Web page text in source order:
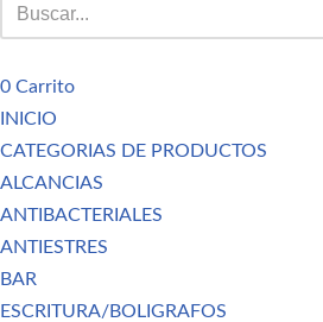
0 Carrito
INICIO
CATEGORIAS DE PRODUCTOS
ALCANCIAS
ANTIBACTERIALES
ANTIESTRES
BAR
ESCRITURA/BOLIGRAFOS